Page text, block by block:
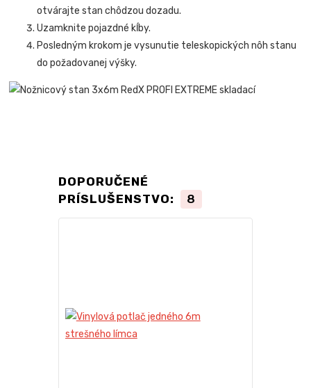
otvárajte stan chôdzou dozadu.
Uzamknite pojazdné kĺby.
Posledným krokom je vysunutie teleskopických nôh stanu
do požadovanej výšky.
DOPORUČENÉ
PRÍSLUŠENSTVO:
8